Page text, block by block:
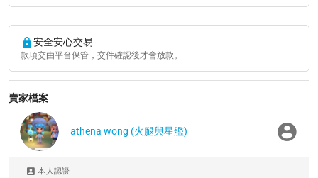
安全安心交易
款項交由平台保管，交件確認後才會放款。
賣家檔案
athena wong (火腿與星艦)
本人認證